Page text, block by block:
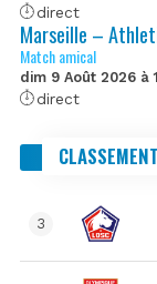
direct
Marseille –
Match amical
dim 9 Août 2026 à
direct
3